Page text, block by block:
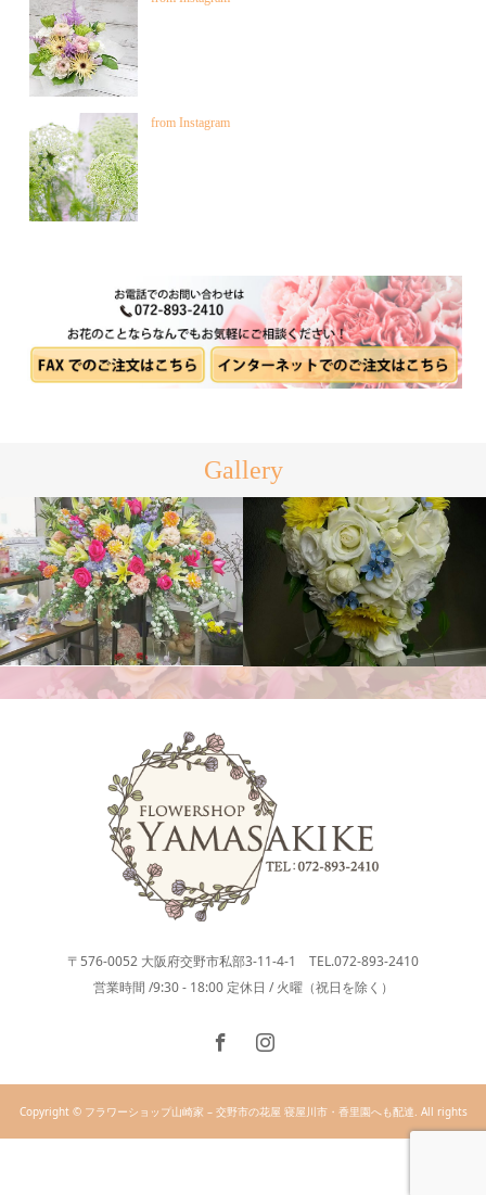
from Instagram
Gallery
スタンド花
ブライダルブーケ
〒576-0052 大阪府交野市私部3-11-4-1 TEL.072-893-2410
営業時間 /9:30 - 18:00 定休日 / 火曜（祝日を除く）
Copyright © フラワーショップ山崎家 – 交野市の花屋 寝屋川市・香里園へも配達. All rights